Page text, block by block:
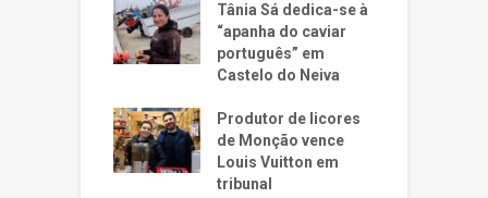
Tânia Sá dedica-se à
“apanha do caviar
português” em
Castelo do Neiva
Produtor de licores
de Monção vence
Louis Vuitton em
tribunal